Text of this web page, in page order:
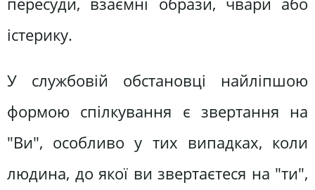
істерику.
У службовій обстановці найліпшою
формою спілкування є звертання на
"Ви", особливо у тих випадках, коли
людина, до якої ви звертаєтеся на "ти",